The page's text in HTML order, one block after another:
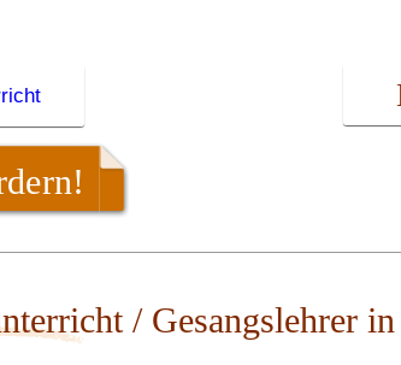
/ Gesangslehrer